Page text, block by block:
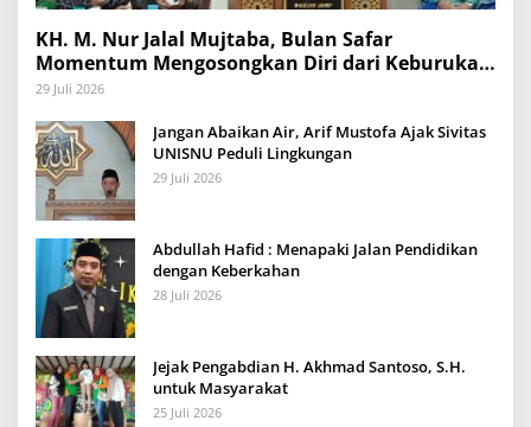
KH. M. Nur Jalal Mujtaba, Bulan Safar
Momentum Mengosongkan Diri dari Keburukan
dan Mengisinya dengan Amal Kebaikan
29 Juli 2026
Jangan Abaikan Air, Arif Mustofa Ajak Sivitas
UNISNU Peduli Lingkungan
29 Juli 2026
Abdullah Hafid : Menapaki Jalan Pendidikan
dengan Keberkahan
28 Juli 2026
Jejak Pengabdian H. Akhmad Santoso, S.H.
untuk Masyarakat
25 Juli 2026